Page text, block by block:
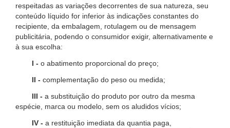
respeitadas as variações decorrentes de sua natureza, seu
conteúdo líquido for inferior às indicações constantes do
recipiente, da embalagem, rotulagem ou de mensagem
publicitária, podendo o consumidor exigir, alternativamente e
à sua escolha:
I - o abatimento proporcional do preço;
II - complementação do peso ou medida;
III - a substituição do produto por outro da mesma
espécie, marca ou modelo, sem os aludidos vícios;
IV - a restituição imediata da quantia paga,